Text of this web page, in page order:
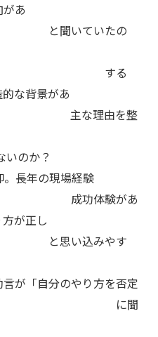
あ
ていたの
る
な背景があ
由を整
いのか？
長年の現場経験
験があ
が正し
込みやす
分のやり方を否定
」 に聞